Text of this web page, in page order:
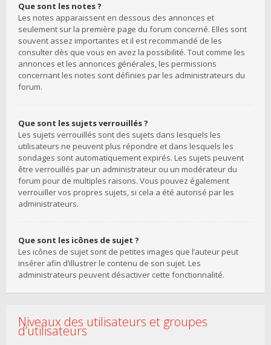
Que sont les notes ?
Les notes apparaissent en dessous des annonces et
seulement sur la première page du forum concerné. Elles sont
souvent assez importantes et il est recommandé de les
consulter dès que vous en avez la possibilité. Tout comme les
annonces et les annonces générales, les permissions
concernant les notes sont définies par les administrateurs du
forum.
Que sont les sujets verrouillés ?
Les sujets verrouillés sont des sujets dans lesquels les
utilisateurs ne peuvent plus répondre et dans lesquels les
sondages sont automatiquement expirés. Les sujets peuvent
être verrouillés par un administrateur ou un modérateur du
forum pour de multiples raisons. Vous pouvez également
verrouiller vos propres sujets, si cela a été autorisé par les
administrateurs.
Que sont les icônes de sujet ?
Les icônes de sujet sont de petites images que l’auteur peut
insérer afin d’illustrer le contenu de son sujet. Les
administrateurs peuvent désactiver cette fonctionnalité.
Niveaux des utilisateurs et groupes
d’utilisateurs